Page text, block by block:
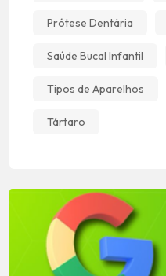
Prótese Dentária
Saúde Bucal Infantil
Tipos de Aparelhos
Tártaro